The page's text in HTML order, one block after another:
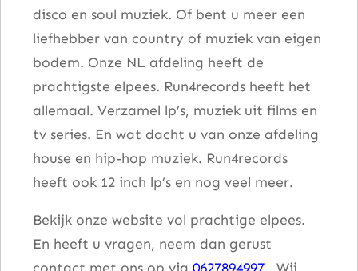
disco en soul muziek. Of bent u meer een
liefhebber van country of muziek van eigen
bodem. Onze NL afdeling heeft de
prachtigste elpees. Run4records heeft het
allemaal. Verzamel lp’s, muziek uit films en
tv series. En wat dacht u van onze afdeling
house en hip-hop muziek. Run4records
heeft ook 12 inch lp’s en nog veel meer.
Bekijk onze website vol prachtige elpees.
En heeft u vragen, neem dan gerust